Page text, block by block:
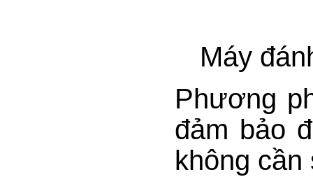
Máy
Phương
đảm bảo
không